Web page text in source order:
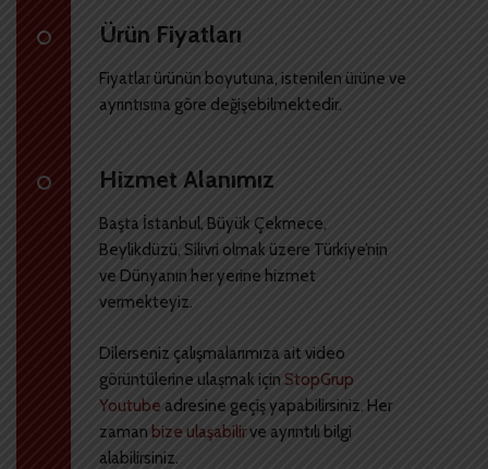
Ürün Fiyatları
Fiyatlar ürünün boyutuna, istenilen ürüne ve
ayrıntısına göre değişebilmektedir.
Hizmet Alanımız
Başta İstanbul, Büyük Çekmece,
Beylikdüzü, Silivri olmak üzere Türkiye’nin
ve Dünyanın her yerine hizmet
vermekteyiz.
Dilerseniz çalışmalarımıza ait video
görüntülerine ulaşmak için StopGrup
Youtube adresine geçiş yapabilirsiniz. Her
zaman bize ulaşabilirve ayrıntılı bilgi
alabilirsiniz.